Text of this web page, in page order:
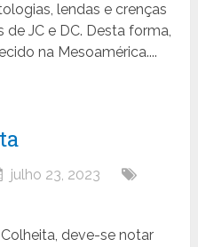
lendas e crenças
JC e DC. Desta forma,
na Mesoamérica....
julho 23, 2023
deve-se notar